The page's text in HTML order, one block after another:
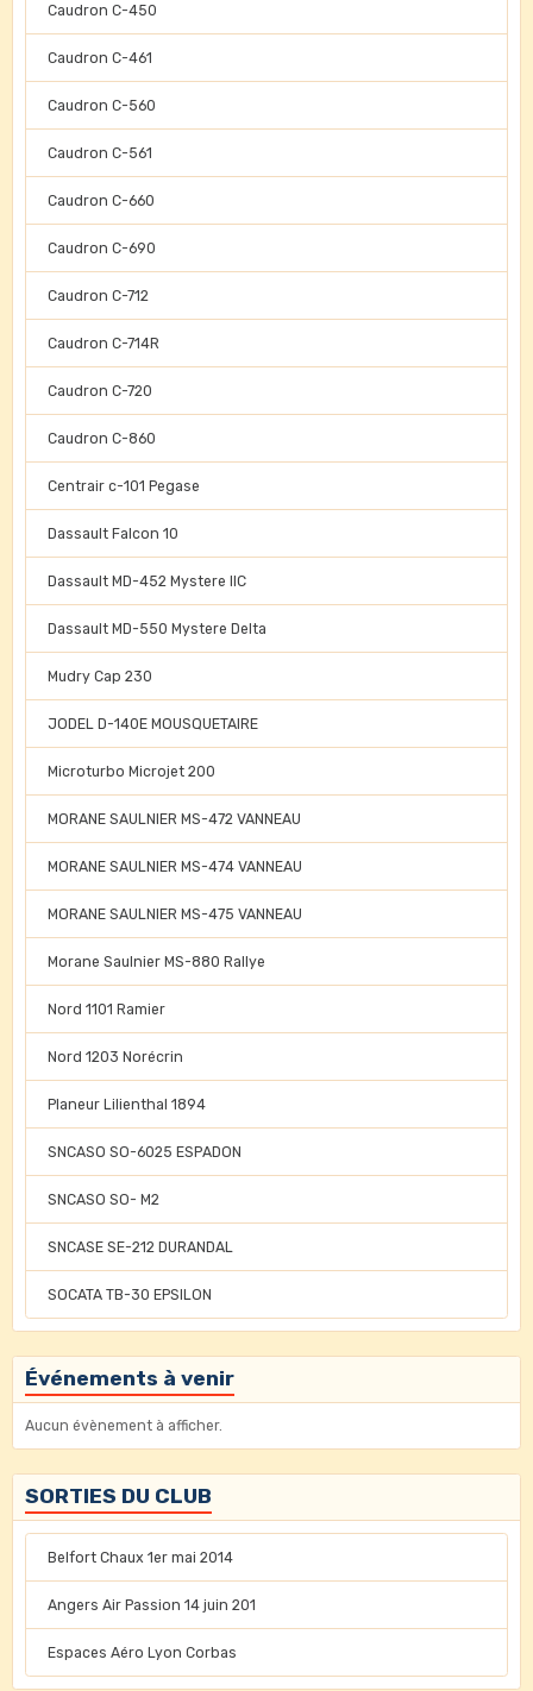
Caudron C-450
Caudron C-461
Caudron C-560
Caudron C-561
Caudron C-660
Caudron C-690
Caudron C-712
Caudron C-714R
Caudron C-720
Caudron C-860
Centrair c-101 Pegase
Dassault Falcon 10
Dassault MD-452 Mystere IIC
Dassault MD-550 Mystere Delta
Mudry Cap 230
JODEL D-140E MOUSQUETAIRE
Microturbo Microjet 200
MORANE SAULNIER MS-472 VANNEAU
MORANE SAULNIER MS-474 VANNEAU
MORANE SAULNIER MS-475 VANNEAU
Morane Saulnier MS-880 Rallye
Nord 1101 Ramier
Nord 1203 Norécrin
Planeur Lilienthal 1894
SNCASO SO-6025 ESPADON
SNCASO SO- M2
SNCASE SE-212 DURANDAL
SOCATA TB-30 EPSILON
Événements à venir
Aucun évènement à afficher.
SORTIES DU CLUB
Belfort Chaux 1er mai 2014
Angers Air Passion 14 juin 201
Espaces Aéro Lyon Corbas